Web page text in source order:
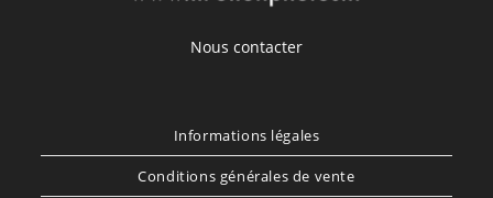
Nous contacter
Informations légales
Conditions générales de vente